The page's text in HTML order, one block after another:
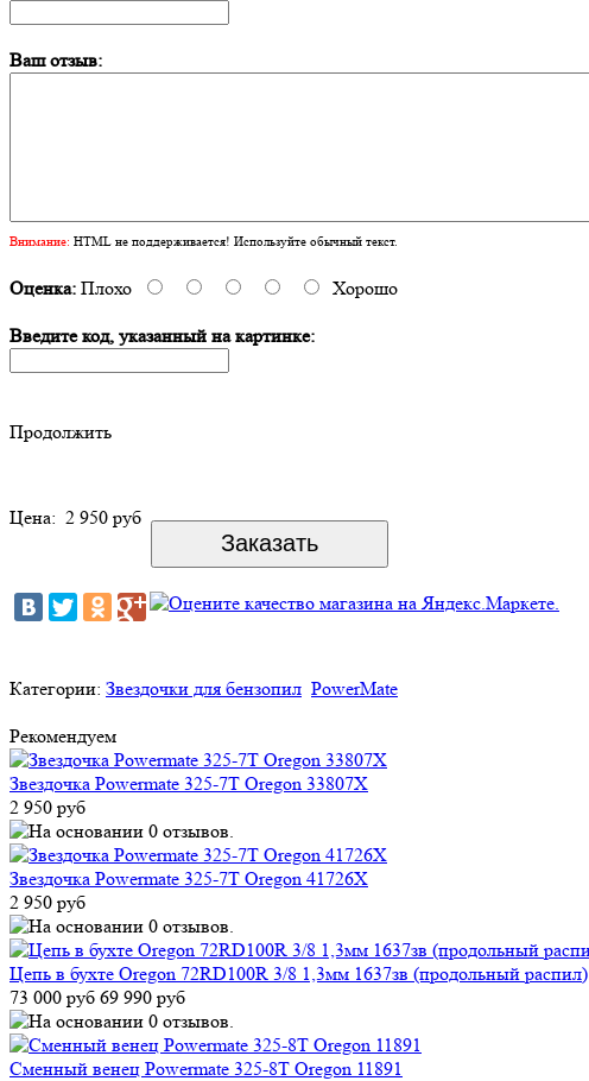
Ваш отзыв:
Внимание: HTML не поддерживается! Используйте обычный текст.
Оценка: Плохо Хорошо
Введите код, указанный на картинке:
Продолжить
Цена: 2 950 руб
Категории: Звездочки для бензопил PowerMate
Рекомендуем
Звездочка Powermate 325-7T Oregon 33807X
2 950 руб
Звездочка Powermate 325-7T Oregon 41726X
2 950 руб
Цепь в бухте Oregon 72RD100R 3/8 1,3мм 1637зв (продольный распил)
73 000 руб 69 990 руб
Сменный венец Powermate 325-8T Oregon 11891